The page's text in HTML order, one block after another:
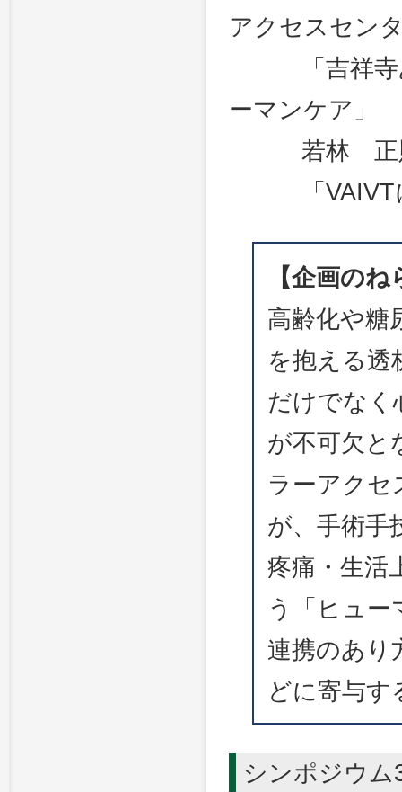
アクセスセン
「吉祥寺あ
ーマンケア」
若林 正則
「VAIVTに
【企画のね
高齢化や糖
を抱える透
だけでなく
が不可欠と
ラーアクセ
が、手術手
疼痛・生活
う「ヒュー
連携のあり
どに寄与す
シンポジウム